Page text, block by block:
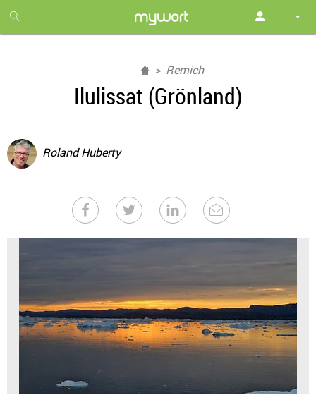
month
free
Remich
Ilulissat (Grönland)
Roland Huberty